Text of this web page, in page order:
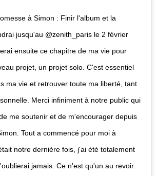
à Simon : Finir l'album et la
jusqu'au @zenith_paris le 2 février
ensuite ce chapitre de ma vie pour
projet, un projet solo. C'est essentiel
ma vie et retrouver toute ma liberté, tant
Merci infiniment à notre public qui
me soutenir et de m'encourager depuis
Tout a commencé pour moi à
notre dernière fois, j'ai été totalement
jamais. Ce n'est qu'un au revoir.